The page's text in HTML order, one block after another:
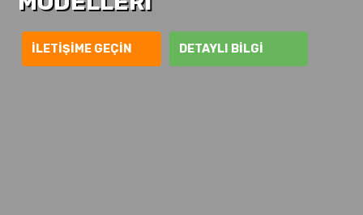
İLETIŞIME GEÇIN DETAYLI BILGI